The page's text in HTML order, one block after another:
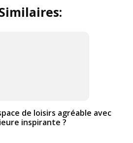
de loisirs agréable avec
inspirante ?